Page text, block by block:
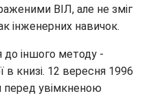
ВІЛ, але не зміг
інженерних навичок.
до іншого методу -
книзі. 12 вересня 1996
перед увімкненою